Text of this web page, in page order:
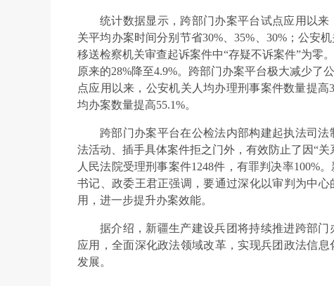
统计数据显示，跨部门办案平台试点应用以
关平均办案时间分别节省30%、35%、30%；公安
移送检察机关审查起诉案件中“存疑不诉案件”为零
原来的28%降至4.9%。跨部门办案平台极大减少
点应用以来，公安机关人均办理刑事案件数量提高
均办案数量提高55.1%。
跨部门办案平台在公检法内部构建起执法司
法活动、插手具体案件拒之门外，有效防止了因“
人民法院受理刑事案件1248件，有罪判决率100%
书记、政委王君正强调，要通过深化以审判为中
用，进一步提升办案效能。
据介绍，新疆生产建设兵团将持续推进跨部
应用，全面深化政法领域改革，实现兵团政法信
发展。